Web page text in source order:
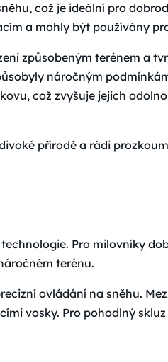
což je ideální pro
a mohly být používány
způsobeným terénem a
náročným
což zvyšuje jejich
přírodě a rádi
Pro milovníky
terénu.
ovládání na sněhu.
vosky. Pro pohodlný